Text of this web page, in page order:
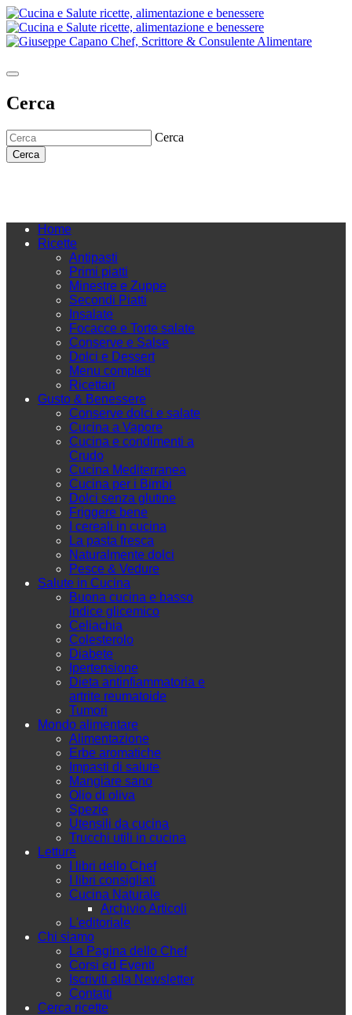
Cerca
Cerca
Cerca
Home
Ricette
Antipasti
Primi piatti
Minestre e Zuppe
Secondi Piatti
Insalate
Focacce e Torte salate
Conserve e Salse
Dolci e Dessert
Menu completi
Ricettari
Gusto & Benessere
Conserve dolci e salate
Cucina a Vapore
Cucina e condimenti a
Crudo
Cucina Mediterranea
Cucina per i Bimbi
Dolci senza glutine
Friggere bene
I cereali in cucina
La pasta fresca
Naturalmente dolci
Pesce & Vedure
Salute in Cucina
Buona cucina e basso
indice glicemico
Celiachia
Colesterolo
Diabete
Ipertensione
Dieta antinfiammatoria e
artrite reumatoide
Tumori
Mondo alimentare
Alimentazione
Erbe aromatiche
Impasti di salute
Mangiare sano
Olio di oliva
Spezie
Utensili da cucina
Trucchi utili in cucina
Letture
I libri dello Chef
I libri consigliati
Cucina Naturale
Archivio Articoli
L'editoriale
Chi siamo
La Pagina dello Chef
Corsi ed Eventi
Iscriviti alla Newsletter
Contatti
Cerca ricette